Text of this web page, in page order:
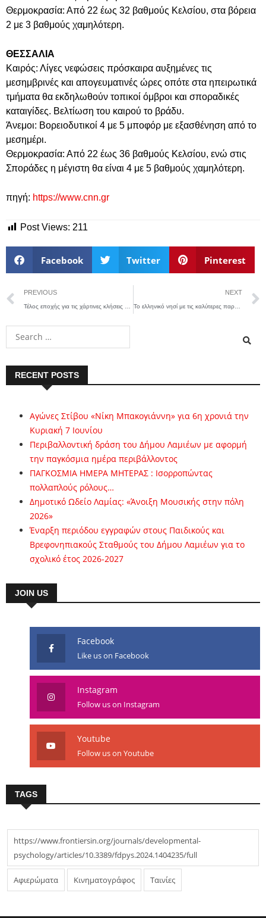
Θερμοκρασία: Από 22 έως 32 βαθμούς Κελσίου, στα βόρεια
2 με 3 βαθμούς χαμηλότερη.
ΘΕΣΣΑΛΙΑ
Καιρός: Λίγες νεφώσεις πρόσκαιρα αυξημένες τις
μεσημβρινές και απογευματινές ώρες οπότε στα ηπειρωτικά
τμήματα θα εκδηλωθούν τοπικοί όμβροι και σποραδικές
καταιγίδες. Βελτίωση του καιρού το βράδυ.
Άνεμοι: Βορειοδυτικοί 4 με 5 μποφόρ με εξασθένηση από το
μεσημέρι.
Θερμοκρασία: Από 22 έως 36 βαθμούς Κελσίου, ενώ στις
Σποράδες η μέγιστη θα είναι 4 με 5 βαθμούς χαμηλότερη.
πηγή: https://www.cnn.gr
Post Views: 211
Facebook Twitter Pinterest
PREVIOUS NEXT
To ελληνικό νησί με τις καλύτερες παραλίες για τους Ιταλούς
RECENT POSTS
Αγώνες Στίβου «Νίκη Μπακογιάννη» για 6η χρονιά την
Κυριακή 7 Ιουνίου
Περιβαλλοντική δράση του Δήμου Λαμιέων με αφορμή
την παγκόσμια ημέρα περιβάλλοντος
ΠΑΓΚΟΣΜΙΑ ΗΜΕΡΑ ΜΗΤΕΡΑΣ : Ισορροπώντας
πολλαπλούς ρόλους…
Δημοτικό Ωδείο Λαμίας: «Άνοιξη Μουσικής στην πόλη
2026»
Έναρξη περιόδου εγγραφών στους Παιδικούς και
Βρεφονηπιακούς Σταθμούς του Δήμου Λαμιέων για το
σχολικό έτος 2026-2027
JOIN US
Facebook
Like us on Facebook
Instagram
Follow us on Instagram
Youtube
Follow us on Youtube
TAGS
https://www.frontiersin.org/journals/developmental-
psychology/articles/10.3389/fdpys.2024.1404235/full
Αφιερώματα Κινηματογράφος Ταινίες